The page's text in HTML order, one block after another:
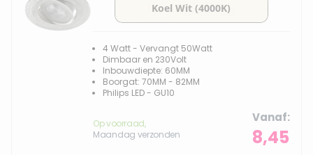
4 Watt - Vervangt 50Watt
Dimbaar en 230Volt
Inbouwdiepte: 60MM
Boorgat: 70MM - 82MM
Philips LED - GU10
Op voorraad,
Maandag verzonden
Vanaf
8,45